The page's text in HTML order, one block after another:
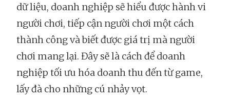
dữ liệu, doanh nghiệp sẽ hiểu được hành vi
người chơi, tiếp cận người chơi một cách
thành công và biết được giá trị mà người
chơi mang lại. Đây sẽ là cách để doanh
nghiệp tối ưu hóa doanh thu đến từ game,
lấy đà cho những cú nhảy vọt.